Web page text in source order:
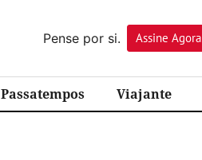
Pense por si.
Assine Agora
Passatempos Viajante